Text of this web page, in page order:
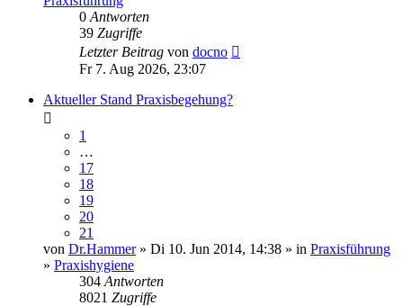
0 Antworten
39 Zugriffe
Letzter Beitrag von docno
Fr 7. Aug 2026, 23:07
Aktueller Stand Praxisbegehung?
1
…
17
18
19
20
21
von Dr.Hammer» Di 10. Jun 2014, 14:38 » in Praxisführung
» Praxishygiene
304 Antworten
8021 Zugriffe